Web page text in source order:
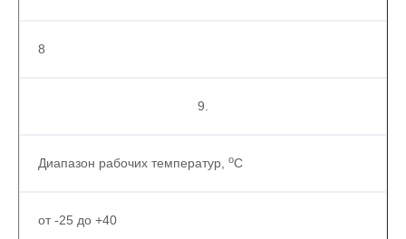
8
9.
Диапазон рабочих температур, оС
от -25 до +40